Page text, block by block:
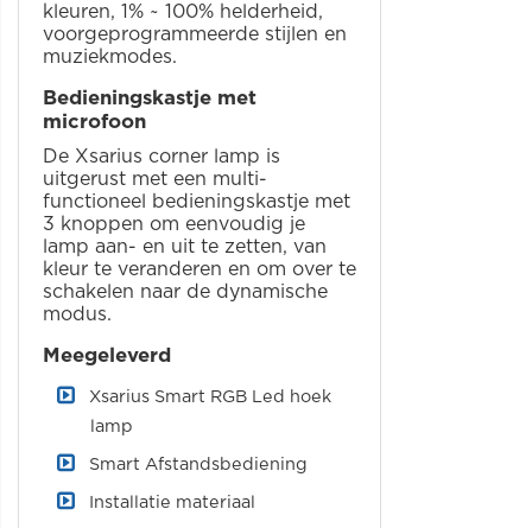
kleuren, 1% ~ 100% helderheid,
voorgeprogrammeerde stijlen en
muziekmodes.
Bedieningskastje met
microfoon
De Xsarius corner lamp is
uitgerust met een multi-
functioneel bedieningskastje met
3 knoppen om eenvoudig je
lamp aan- en uit te zetten, van
kleur te veranderen en om over te
schakelen naar de dynamische
modus.
Meegeleverd
Xsarius Smart RGB Led hoek
lamp
Smart Afstandsbediening
Installatie materiaal